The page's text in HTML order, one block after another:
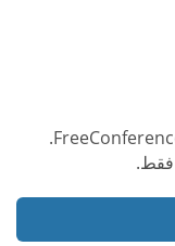
FreeConferenceCallMicrosoftOfficePluginSetup.exe.